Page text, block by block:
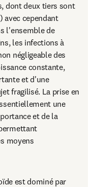
dont deux tiers sont
avec cependant
l'ensemble de
les infections à
négligeable des
constante,
et d'une
fragilisé. La prise en
une
et de la
moyens
est dominé par